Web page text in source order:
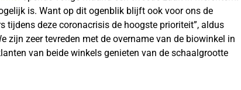
is. Want op dit ogenblik blijft ook voor ons de
tijdens deze coronacrisis de hoogste prioriteit”, aldus
zijn zeer tevreden met de overname van de biowinkel in
van beide winkels genieten van de schaalgrootte